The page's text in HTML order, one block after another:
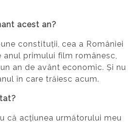
acest an?
constituții, cea a României
primului film românesc,
an de avânt economic. Și nu
în care trăiesc acum.
că acțiunea următorului meu